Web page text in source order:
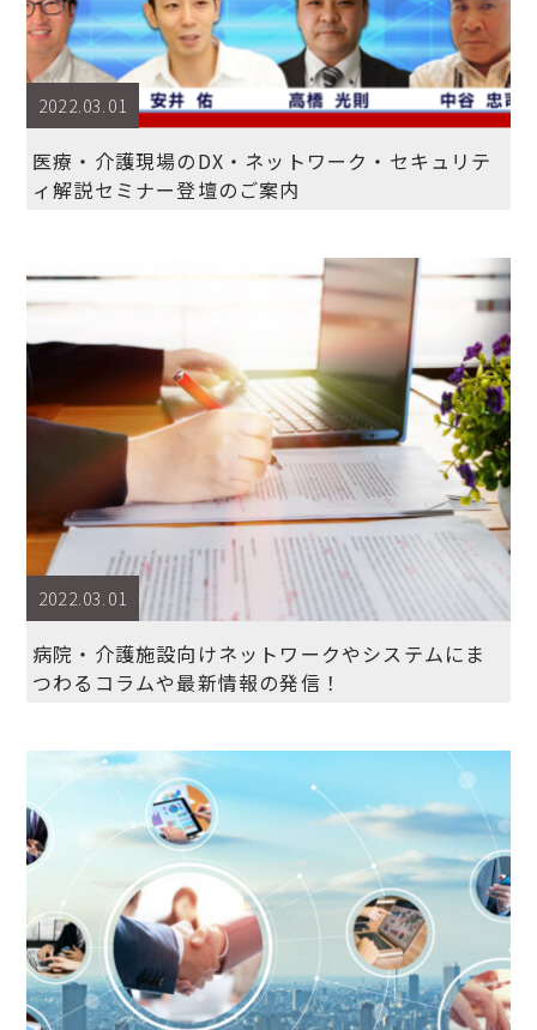
2022.03.01
医療・介護現場のDX・ネットワーク・セキュリテ
ィ解説セミナー登壇のご案内
2022.03.01
病院・介護施設向けネットワークやシステムにま
つわるコラムや最新情報の発信！